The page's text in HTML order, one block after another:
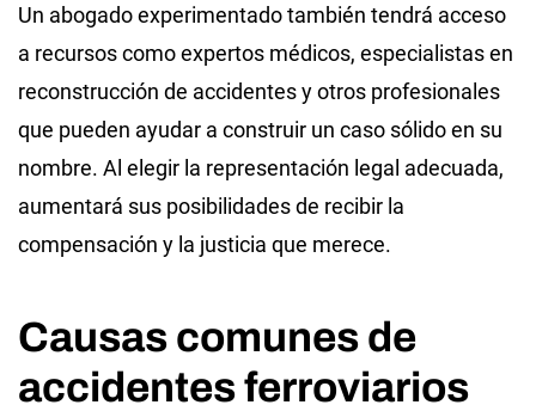
Un abogado experimentado también tendrá acceso
a recursos como expertos médicos, especialistas en
reconstrucción de accidentes y otros profesionales
que pueden ayudar a construir un caso sólido en su
nombre. Al elegir la representación legal adecuada,
aumentará sus posibilidades de recibir la
compensación y la justicia que merece.
Causas comunes de
accidentes ferroviarios